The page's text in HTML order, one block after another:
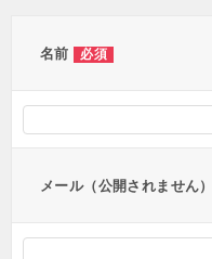
名前 必須
メール（公開されません）